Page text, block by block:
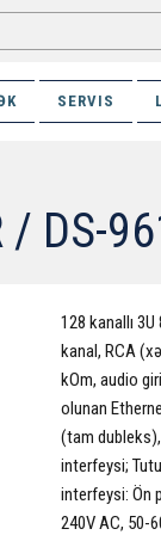
SERVIS
/ DS-
128 kanallı
kanal, RCA
kOm, audio
olunan
(tam dubleks),
interfeysi;
interfeysi: Ön
240V AC, 50-